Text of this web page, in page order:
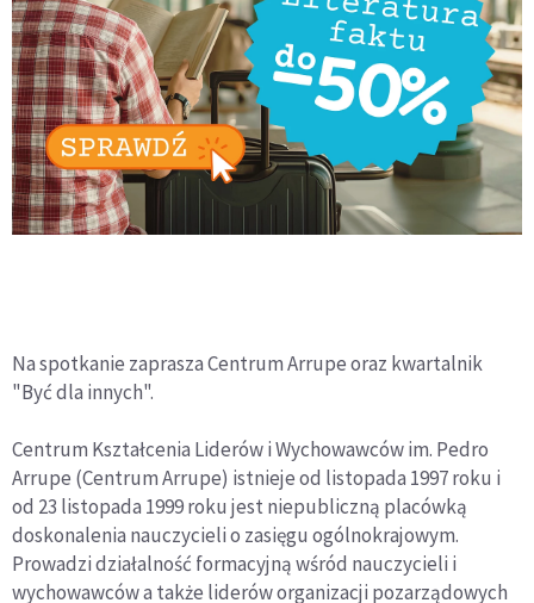
Na spotkanie zaprasza Centrum Arrupe oraz kwartalnik
"Być dla innych".
Centrum Kształcenia Liderów i Wychowawców im. Pedro
Arrupe (Centrum Arrupe) istnieje od listopada 1997 roku i
od 23 listopada 1999 roku jest niepubliczną placówką
doskonalenia nauczycieli o zasięgu ogólnokrajowym.
Prowadzi działalność formacyjną wśród nauczycieli i
wychowawców a także liderów organizacji pozarządowych